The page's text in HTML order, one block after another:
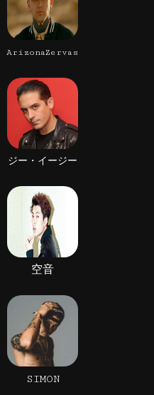
ArizonaZervas
ジー・イージー
空音
SIMON